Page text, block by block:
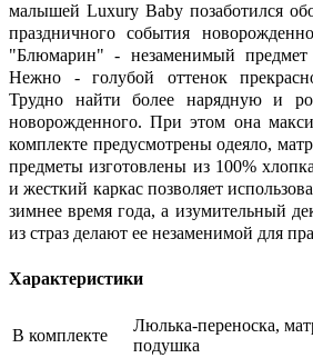
малышей Luxury Baby позаботился
праздничного события
"Блюмарин" - незаменимый
Нежно - голубой оттенок
Трудно найти более нарядную и
новорожденного. При этом она
комплекте предусмотрены одеяло,
предметы изготовлены из 100%
и жесткий каркас позволяет
зимнее время года, а изумительный
из страз делают ее незаменимой для
Характеристики
В комплекте
Люлька-переноска,
подушка